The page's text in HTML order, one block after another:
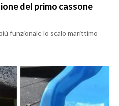
del primo cassone
funzionale lo scalo marittimo